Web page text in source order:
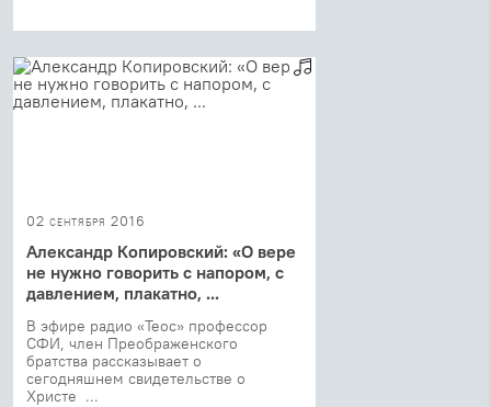
02 сентября 2016
Александр Копировский: «О вере
не нужно говорить с напором, с
давлением, плакатно, ...
В эфире радио «Теос» профессор
СФИ, член Преображенского
братства рассказывает о
сегодняшнем свидетельстве о
Христе ...